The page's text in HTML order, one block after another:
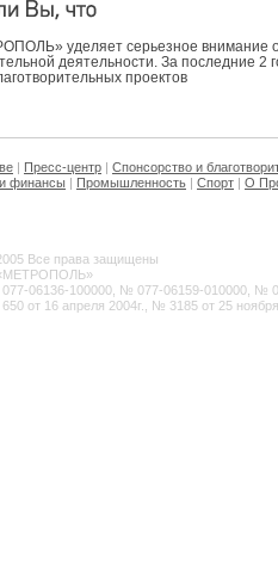
уделяет серьезное внимание
деятельности. За последние 2
проектов
| Пресс-центр | Спонсорство и
финансы | Промышленность | Спорт | О
Все права защищены
06136-100000, № 077-06159-010000, №
от 16 апреля 2004г., № 3185 от 25